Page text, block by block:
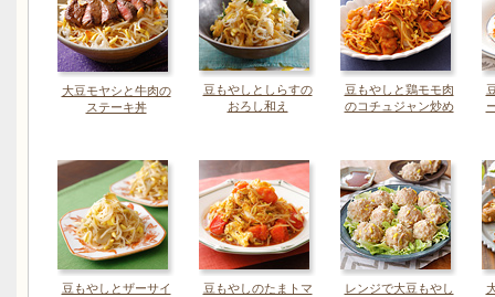
大豆モヤシと牛肉の
ステーキ丼
豆もやしとしらすの
おろし和え
豆もやしと鶏モモ肉
のコチュジャン炒め
豆もやしとザーサイ
豆もやしのたまトマ
レンジで大豆もやし